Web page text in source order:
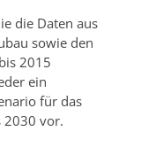
die Daten aus
sowie den
2015
ein
für das
2030 vor.